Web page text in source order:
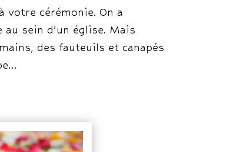
votre cérémonie. On a
sein d’un église. Mais
des fauteuils et canapés